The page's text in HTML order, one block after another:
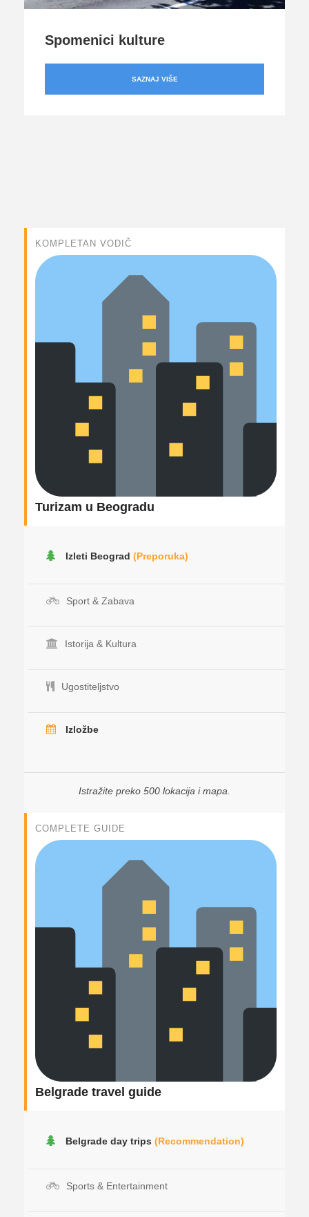
Spomenici kulture
SAZNAJ VIŠE
KOMPLETAN VODIČ
Turizam u Beogradu
Izleti Beograd (Preporuka)
Sport & Zabava
Istorija & Kultura
Ugostiteljstvo
Izložbe
Istražite preko 500 lokacija i mapa.
COMPLETE GUIDE
Belgrade travel guide
Belgrade day trips (Recommendation)
Sports & Entertainment